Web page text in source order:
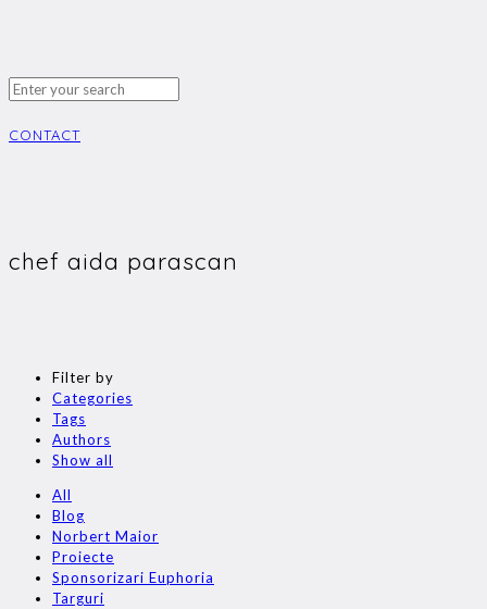
CONTACT
chef aida parascan
Filter by
Categories
Tags
Authors
Show all
All
Blog
Norbert Maior
Proiecte
Sponsorizari Euphoria
Targuri